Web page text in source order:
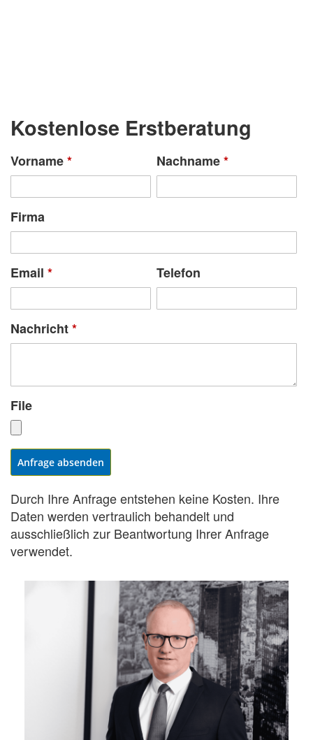
Kostenlose Erstberatung
Vorname* Nachname*
Firma
Email * Telefon
Nachricht*
File
Anfrage absenden
Durch Ihre Anfrage entstehen keine Kosten. Ihre
Daten werden vertraulich behandelt und
ausschließlich zur Beantwortung Ihrer Anfrage
verwendet.